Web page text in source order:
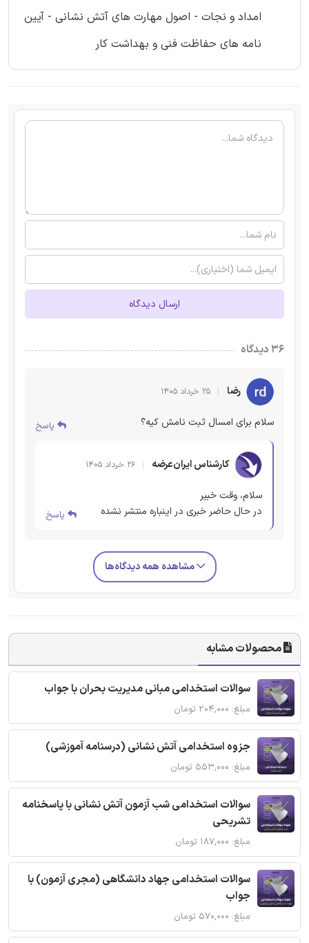
امداد و نجات - اصول مهارت های آتش نشانی - آیین
نامه های حفاظت فنی و بهداشت کار
ارسال دیدگاه
۳۶ دیدگاه
رضا ۲۵ خرداد ۱۴۰۵
سلام برای امسال ثبت نامش کیه؟ پاسخ
کارشناس ایران‌عرضه ۲۶ خرداد ۱۴۰۵
سلام، وقت خبیر
در حال حاضر خبری در اینباره منتشر نشده
پاسخ
مشاهده همه دیدگاه‌ها
محصولات مشابه
سوالات استخدامی مبانی مدیریت بحران با جواب
مبلغ: ۲۰۴,۰۰۰ تومان
جزوه استخدامی آتش نشانی (درسنامه آموزشی)
مبلغ: ۵۵۳,۰۰۰ تومان
سوالات استخدامی شب آزمون آتش نشانی با پاسخنامه
تشریحی
مبلغ: ۱۸۷,۰۰۰ تومان
سوالات استخدامی جهاد دانشگاهی (مجری آزمون) با
جواب
مبلغ: ۵۷۰,۰۰۰ تومان